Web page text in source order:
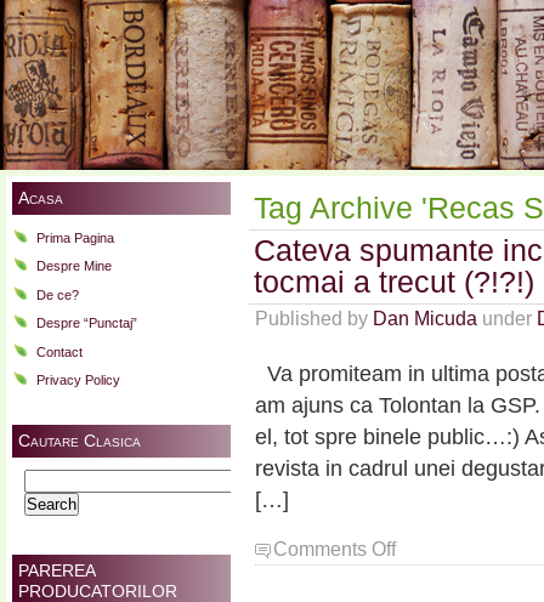
Acasa
Prima Pagina
Despre Mine
De ce?
Despre “Punctaj”
Contact
Privacy Policy
Cautare Clasica
for:
PAREREA
PRODUCATORILOR
Tag Archive 'Recas
Cateva spumante
tocmai a trecut (?!?!)
Published by Dan Micuda under
Va promiteam in ultima
am ajuns ca Tolontan la
el, tot spre binele public…:)
revista in cadrul unei
[…]
Comments Offon
Cateva